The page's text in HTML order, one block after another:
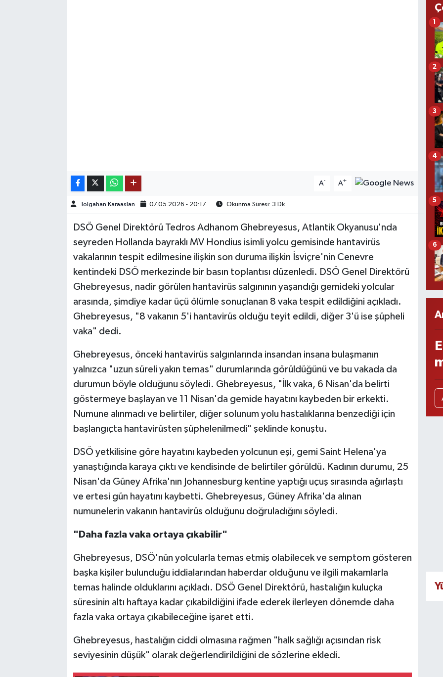
A- A+
Tolgahan Karaaslan 07.05.2026 - 20:17 Okunma Süresi: 3 Dk
DSÖ Genel Direktörü Tedros Adhanom Ghebreyesus, Atlantik Okyanusu'nda
seyreden Hollanda bayraklı MV Hondius isimli yolcu gemisinde hantavirüs
vakalarının tespit edilmesine ilişkin son duruma ilişkin İsviçre'nin Cenevre
kentindeki DSÖ merkezinde bir basın toplantısı düzenledi. DSÖ Genel Direktörü
Ghebreyesus, nadir görülen hantavirüs salgınının yaşandığı gemideki yolcular
arasında, şimdiye kadar üçü ölümle sonuçlanan 8 vaka tespit edildiğini açıkladı.
Ghebreyesus, "8 vakanın 5'i hantavirüs olduğu teyit edildi, diğer 3'ü ise şüpheli
vaka" dedi.
Ghebreyesus, önceki hantavirüs salgınlarında insandan insana bulaşmanın
yalnızca "uzun süreli yakın temas" durumlarında görüldüğünü ve bu vakada da
durumun böyle olduğunu söyledi. Ghebreyesus, "İlk vaka, 6 Nisan'da belirti
göstermeye başlayan ve 11 Nisan'da gemide hayatını kaybeden bir erkekti.
Numune alınmadı ve belirtiler, diğer solunum yolu hastalıklarına benzediği için
başlangıçta hantavirüsten şüphelenilmedi" şeklinde konuştu.
DSÖ yetkilisine göre hayatını kaybeden yolcunun eşi, gemi Saint Helena'ya
yanaştığında karaya çıktı ve kendisinde de belirtiler görüldü. Kadının durumu, 25
Nisan'da Güney Afrika'nın Johannesburg kentine yaptığı uçuş sırasında ağırlaştı
ve ertesi gün hayatını kaybetti. Ghebreyesus, Güney Afrika'da alınan
numunelerin vakanın hantavirüs olduğunu doğruladığını söyledi.
"Daha fazla vaka ortaya çıkabilir"
Ghebreyesus, DSÖ'nün yolcularla temas etmiş olabilecek ve semptom gösteren
başka kişiler bulunduğu iddialarından haberdar olduğunu ve ilgili makamlarla
temas halinde olduklarını açıkladı. DSÖ Genel Direktörü, hastalığın kuluçka
süresinin altı haftaya kadar çıkabildiğini ifade ederek ilerleyen dönemde daha
fazla vaka ortaya çıkabileceğine işaret etti.
Ghebreyesus, hastalığın ciddi olmasına rağmen "halk sağlığı açısından risk
seviyesinin düşük" olarak değerlendirildiğini de sözlerine ekledi.
1
2
3
4
5
6